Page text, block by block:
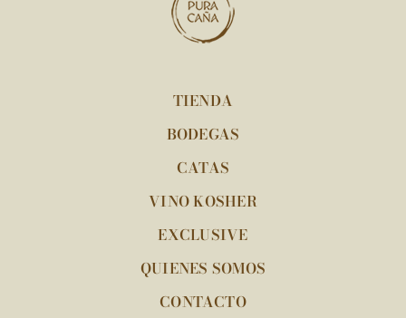
TIENDA
BODEGAS
CATAS
VINO KOSHER
EXCLUSIVE
QUIENES SOMOS
CONTACTO